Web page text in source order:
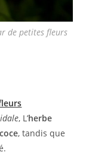
de petites fleurs
, L’herbe
, tandis que